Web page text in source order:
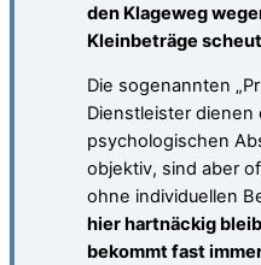
den Klageweg
Kleinbeträge
Die sogenannten
Dienstleister dienen
psychologischen
objektiv, sind aber
ohne individuellen
hier hartnäckig
bekommt fast